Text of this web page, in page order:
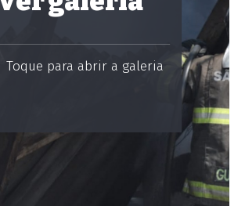
Toque para abrir a galeria